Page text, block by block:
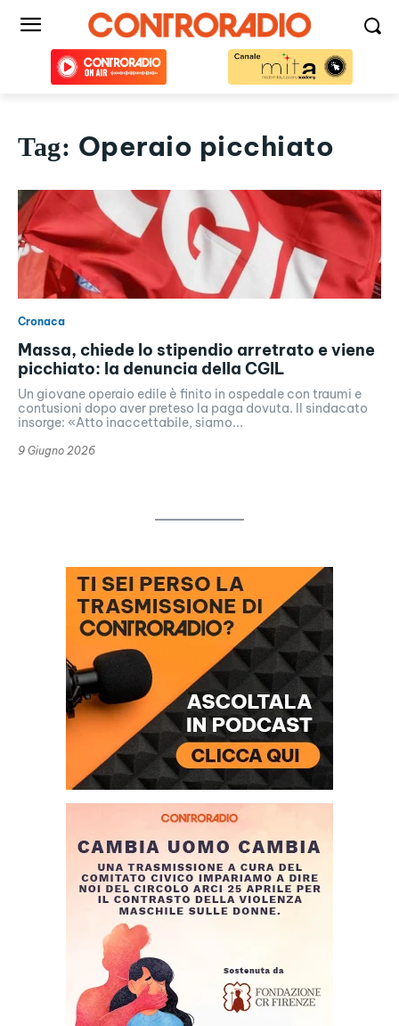
Tag: Operaio picchiato
Cronaca
Massa, chiede lo stipendio arretrato e viene
picchiato: la denuncia della CGIL
Un giovane operaio edile è finito in ospedale con traumi e
contusioni dopo aver preteso la paga dovuta. Il sindacato
insorge: «Atto inaccettabile, siamo...
9 Giugno 2026